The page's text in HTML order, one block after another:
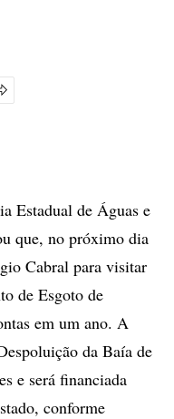
Estadual de Águas e
que, no próximo dia
Cabral para visitar
de Esgoto de
em um ano. A
da Baía de
e será financiada
conforme